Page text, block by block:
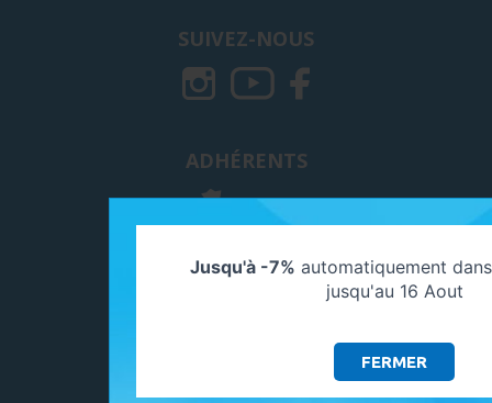
SUIVEZ-NOUS
ADHÉRENTS
Jusqu'à -7% automatiquement
jusqu'au 16 Aout
FERMER